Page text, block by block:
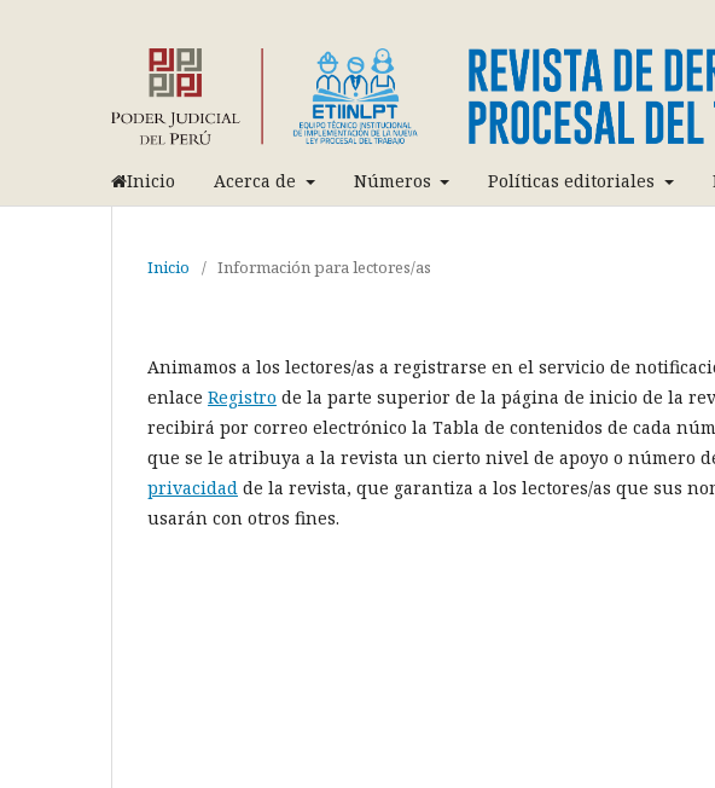
Inicio Acerca de Números Políticas editoriales
Inicio / Información para lectores/as
Animamos a los lectores/as a registrarse en el servicio de
enlace Registro de la parte superior de la página de inicio de la
recibirá por correo electrónico la Tabla de contenidos de cada
que se le atribuya a la revista un cierto nivel de apoyo o número
privacidad de la revista, que garantiza a los lectores/as que sus
usarán con otros fines.